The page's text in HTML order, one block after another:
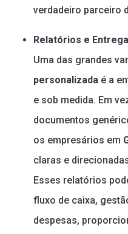
verdadeiro parceiro
Relatórios e
Uma das grandes
personalizada é a
e sob medida. Em
documentos
os empresários em
claras e
Esses relatórios
fluxo de caixa,
despesas,